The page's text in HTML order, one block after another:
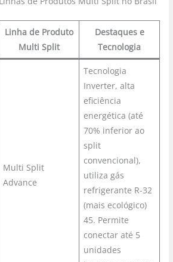
Linha de Produto
Multi Split
Destaques e
Tecnologia
Multi Split
Advance
Tecnologia
Inverter, alta
eficiência
energética (até
70% inferior ao
split
convencional),
utiliza gás
refrigerante R-32
(mais ecológico)
45. Permite
conectar até 5
unidades